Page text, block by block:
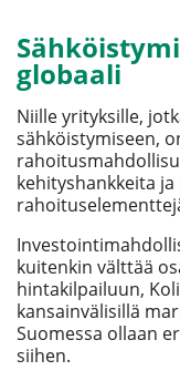
globaali
Niille yrityksille,
sähköistymiseen,
kehityshankkeita
kuitenkin välttää
hintakilpailuun,
kansainvälisillä
Suomessa ollaan
siihen.